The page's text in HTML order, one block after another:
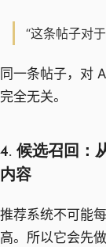
“这条帖子对
同一条帖子，对
完全无关。
4. 候选召回：
内容
推荐系统不可能
高。所以它会先